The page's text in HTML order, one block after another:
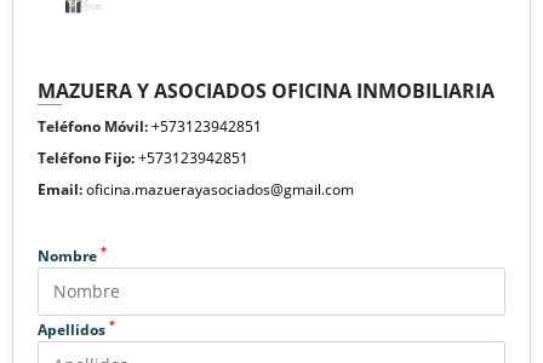
MAZUERA Y ASOCIADOS OFICINA INMOBILIARIA
Teléfono Móvil:+573123942851
Teléfono Fijo:+573123942851
Email:oficina.mazuerayasociados@gmail.com
Nombre *
Apellidos *